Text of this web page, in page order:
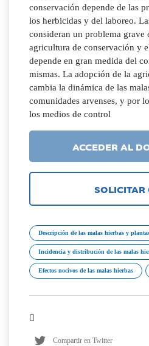
conservación depende de las
los herbicidas y del laboreo.
consideran un problema grave
agricultura de conservación y
depende en gran medida del
mismas. La adopción de la
cambia la dinámica de las
comunidades arvenses, y por
los medios de control
ACCEDER AL
SOLICITAR
Descripción de las malas hierbas y
Incidencia y distribución de las malas
Efectos nocivos de las malas hierbas
Compartir en Twitter